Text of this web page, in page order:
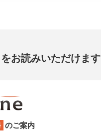
お読みいただけます
のご案内